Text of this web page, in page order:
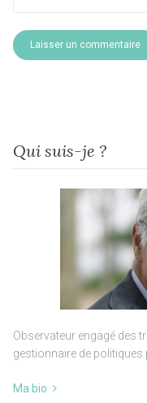
Qui suis-je ?
Observateur engagé des
gestionnaire de politiques
Ma bio